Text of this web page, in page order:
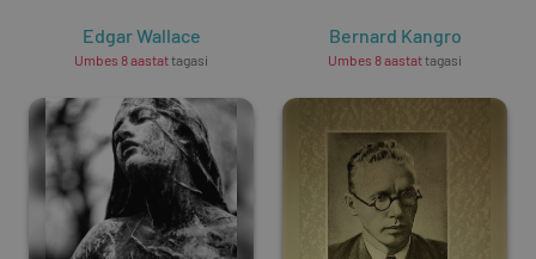
Edgar Wallace
Umbes 8 aastattagasi
Bernard Kangro
Umbes 8 aastattagasi